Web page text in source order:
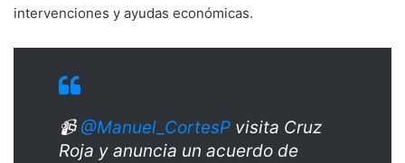
intervenciones y ayudas económicas.
📹 @Manuel_CortesP visita Cruz
Roja y anuncia un acuerdo de